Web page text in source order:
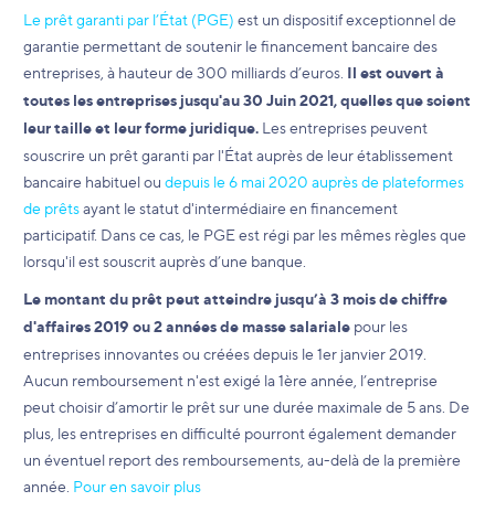
Le prêt garanti par l’État (PGE) est un dispositif exceptionnel de
garantie permettant de soutenir le financement bancaire des
entreprises, à hauteur de 300 milliards d’euros. Il est ouvert à
toutes les entreprises jusqu'au 30 Juin 2021, quelles que soient
leur taille et leur forme juridique. Les entreprises peuvent
souscrire un prêt garanti par l'État auprès de leur établissement
bancaire habituel ou depuis le 6 mai 2020 auprès de plateformes
de prêtsayant le statut d'intermédiaire en financement
participatif. Dans ce cas, le PGE est régi par les mêmes règles que
lorsqu'il est souscrit auprès d’une banque.
Le montant du prêt peut atteindre jusqu’à 3 mois de chiffre
d'affaires 2019 ou 2 années de masse salariale pour les
entreprises innovantes ou créées depuis le 1er janvier 2019.
Aucun remboursement n'est exigé la 1ère année, l’entreprise
peut choisir d’amortir le prêt sur une durée maximale de 5 ans. De
plus, les entreprises en difficulté pourront également demander
un éventuel report des remboursements, au-delà de la première
année. Pour en savoir plus